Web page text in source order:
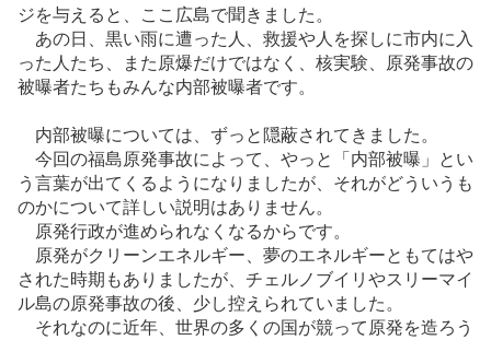
ジを与えると、ここ広島で聞きました。
あの日、黒い雨に遭った人、救援や人を探しに市内に入
った人たち、また原爆だけではなく、核実験、原発事故の
被曝者たちもみんな内部被曝者です。
内部被曝については、ずっと隠蔽されてきました。
今回の福島原発事故によって、やっと「内部被曝」とい
う言葉が出てくるようになりましたが、それがどういうも
のかについて詳しい説明はありません。
原発行政が進められなくなるからです。
原発がクリーンエネルギー、夢のエネルギーともてはや
された時期もありましたが、チェルノブイリやスリーマイ
ル島の原発事故の後、少し控えられていました。
それなのに近年、世界の多くの国が競って原発を造ろう